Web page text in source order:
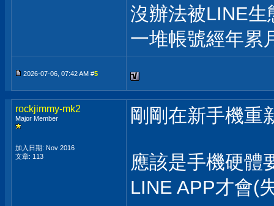
沒辦法被LINE生
一堆帳號經年累
2026-07-06, 07:42 AM #5
rockjimmy-mk2
Major Member
加入日期: Nov 2016
文章: 113
剛剛在新手機重
應該是手機硬體
LINE APP才會(